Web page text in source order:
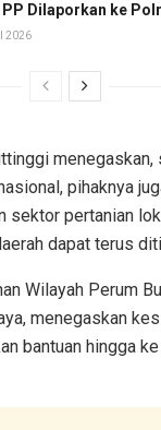
Dilaporkan ke
2026
menegaskan,
pihaknya
sektor pertanian
dapat terus
Wilayah Perum
menegaskan
bantuan hingga